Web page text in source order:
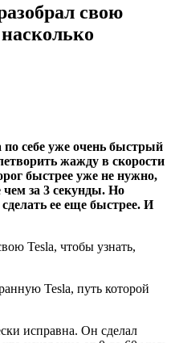
свою
по себе уже очень быстрый
жажду в скорости
быстрее уже не нужно,
чем за 3 секунды. Но
ее еще быстрее. И
Tesla, путь которой
исправна. Он сделал